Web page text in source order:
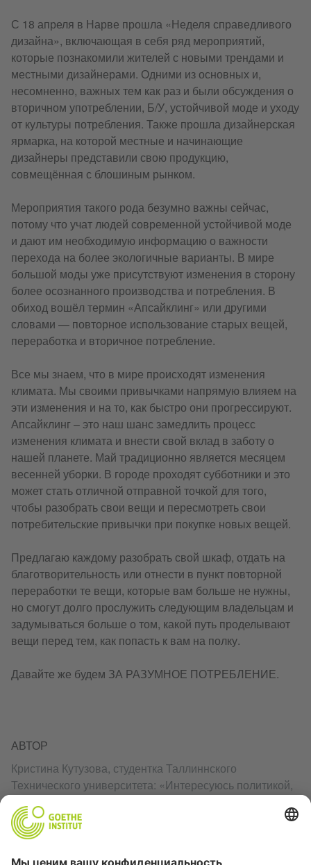
С 18 апреля в Нарве прошла «Неделя справедливого
дизайна», включающая в себя ряд мероприятий,
которые познакомили жителей с новыми трендами и
местными дизайнерами. Одними из основных и,
несомненно, важных тем как раз и были обсуждения о
вторичном употреблении, Б/У, устойчивой моде и уходу
от культуры потребления. Также прошла дизайнерская
ярмарка, на которой местные и начинающие
дизайнеры представили свою продукцию,
совмещённая с блошиным рынком.
Мероприятия такого рода безумно важны сейчас,
потому что учат людей современной устойчивой моде
и дают им необходимую информацию о важности
перехода на более экологичные варианты. В мире
большой моды уже присутствуют изменения в сторону
более осознанного производства и потребления. В
обиход вошёл термин «Апсайклинг» или другими
словами — повторное использование старых вещей,
переработка и вторичное потребление.
Все мы знаем, что в мире происходят изменения
климата. Мы своими привычками напрямую влияем на
эти изменения и на то, как быстро они прогрессируют.
Апсайклинг – это наш шанс замедлить процесс
изменения климата и внести свой вклад в заботу о
нашей планете. Май традиционно является месяцем
весенней уборки. В городе проходят субботники и это
может стать отличной отправной точкой для того,
чтобы разобрать свои вещи и пересмотреть свои
потребительские привычки при покупке новых вещей.
Предлагаю каждому разобрать свой шкаф, отдать на
благотворительность или отнести в пункт повторной
переработки те вещи, которые вам больше не нужны,
но смогут долго прослужить следующим владельцам и
задумываться больше о том, какой путь проделывают
вещи перед тем, как попасть к вам на полку.
Давайте же будем ЗА РАЗУМНОЕ ПОТРЕБЛЕНИЕ.
АВТОР
Кристина Кутузова, студентка Таллиннского
Технического университета: «Интересуюсь политикой,
рисованием, фотографией, дебатами и
путешествиями.»